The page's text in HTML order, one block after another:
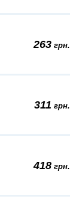
263 грн.
311 грн.
418 грн.